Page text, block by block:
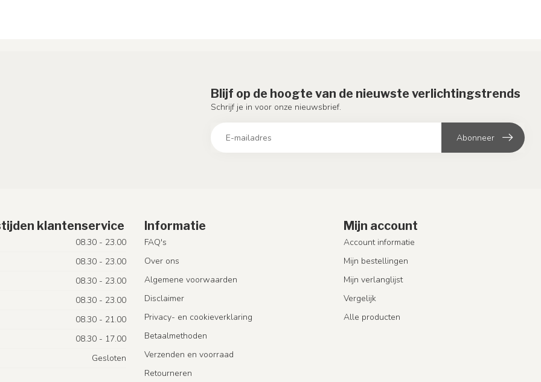
Blijf op de hoogte van de nieuwste verlichtingstrends
Schrijf je in voor onze nieuwsbrief.
Abonneer
klantenservice
08.30 - 23.00
08.30 - 23.00
08.30 - 23.00
08.30 - 23.00
08.30 - 21.00
08.30 - 17.00
Gesloten
Informatie
FAQ's
Over ons
Algemene voorwaarden
Disclaimer
Privacy- en cookieverklaring
Betaalmethoden
Verzenden en voorraad
Retourneren
Mijn account
Account informatie
Mijn bestellingen
Mijn verlanglijst
Vergelijk
Alle producten